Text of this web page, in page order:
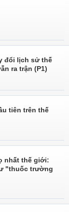
đổi lịch sử thế
ra trận (P1)
tiên trên thế
nhất thế giới:
"thuốc trường